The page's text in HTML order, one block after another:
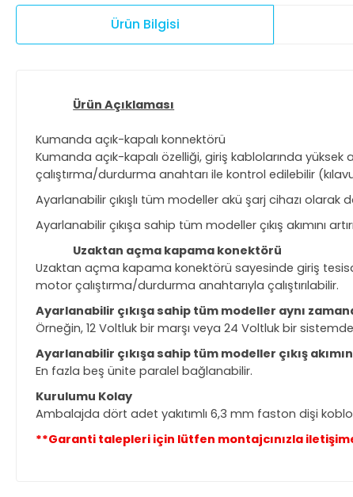
Ürün Bilgisi
Ürün Açıklaması
Kumanda açık-kapalı konnektörü
Kumanda açık-kapalı özelliği, giriş kablolarında
çalıştırma/durdurma anahtarı ile kontrol edilebilir
Ayarlanabilir çıkışlı tüm modeller akü şarj cihazı olarak
Ayarlanabilir çıkışa sahip tüm modeller çıkış
Uzaktan açma kapama konektörü
Uzaktan açma kapama konektörü sayesinde giriş
motor çalıştırma/durdurma anahtarıyla çalıştırılabilir.
Ayarlanabilir çıkışa sahip tüm modeller aynı
Örneğin, 12 Voltluk bir marşı veya 24 Voltluk bir
Ayarlanabilir çıkışa sahip tüm modeller çıkış
En fazla beş ünite paralel bağlanabilir.
Kurulumu Kolay
Ambalajda dört adet yakıtımlı 6,3 mm faston dişi
**Garanti talepleri için lütfen montajcınızla